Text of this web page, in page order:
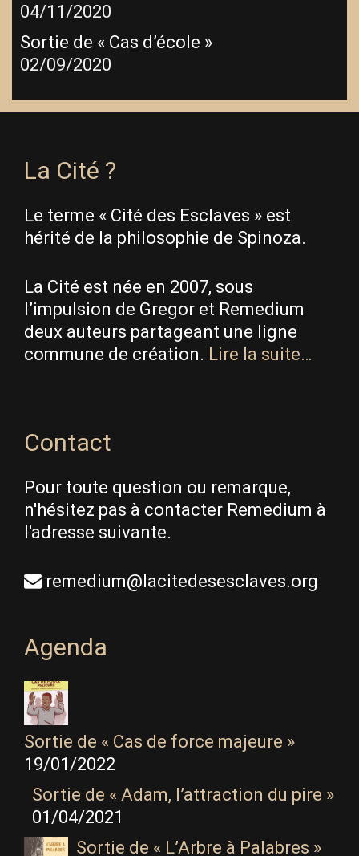
04/11/2020
Sortie de « Cas d’école »
02/09/2020
La Cité ?
Le terme « Cité des Esclaves » est
hérité de la philosophie de Spinoza.
La Cité est née en 2007, sous
l’impulsion de Gregor et Remedium
deux auteurs partageant une ligne
commune de création. Lire la suite…
Contact
Pour toute question ou remarque,
n'hésitez pas à contacter Remedium à
l'adresse suivante.
remedium@lacitedesesclaves.org
Agenda
Sortie de « Cas de force majeure »
19/01/2022
Sortie de « Adam, l’attraction du pire »
01/04/2021
Sortie de « L’Arbre à Palabres »